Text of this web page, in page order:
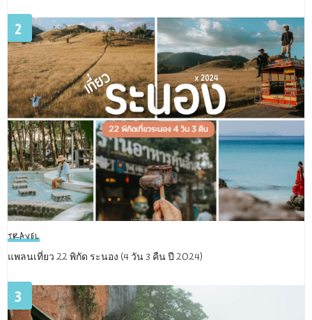
2
TRAVEL
แพลนเที่ยว 22 พิกัด ระนอง (4 วัน 3 คืน ปี 2024)
3